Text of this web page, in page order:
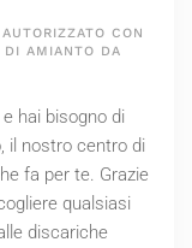
CON
DI AMIANTO DA
hai bisogno di
il nostro centro di
fa per te. Grazie
qualsiasi
discariche